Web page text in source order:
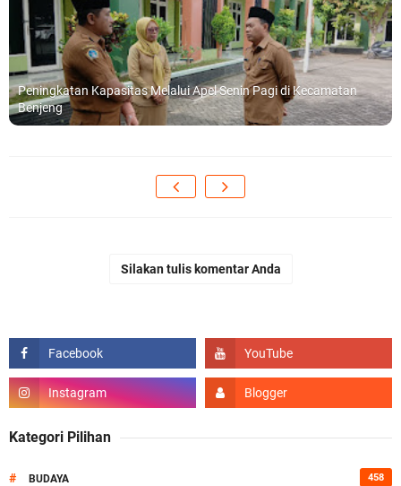
Peningkatan Kapasitas Melalui Apel Senin Pagi di Kecamatan
Benjeng
Silakan tulis komentar Anda
Kategori Pilihan
# BUDAYA 458